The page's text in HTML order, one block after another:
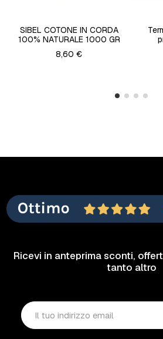
SIBEL COTONE IN CORDA
100% NATURALE 1000 GR
8,60 €
Ricevi in anteprima sconti,
tanto altro